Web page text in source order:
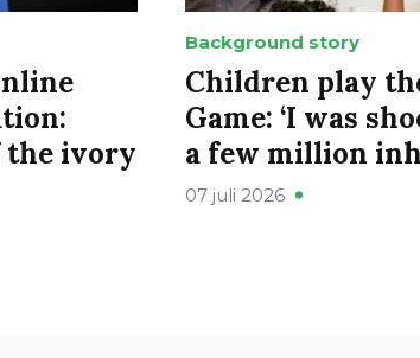
the ivory
Background story
Children play
Game: ‘I was
a few million
07 juli 2026